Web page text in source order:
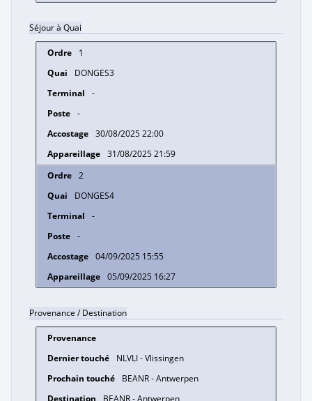
Séjour à Quai
1
DONGES3
-
-
30/08/2025 22:00
31/08/2025 21:59
2
DONGES4
-
-
04/09/2025 15:55
05/09/2025 16:27
Provenance / Destination
NLVLI - Vlissingen
BEANR - Antwerpen
BEANR - Antwerpen